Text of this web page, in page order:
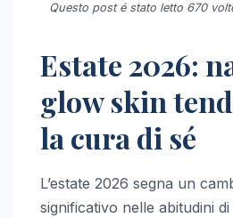
Questo post é stato letto 670
Estate 2026:
glow skin
la cura di sé
L’estate 2026 segna un
significativo nelle abitudini